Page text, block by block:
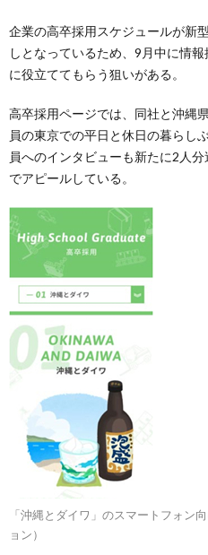
企業の高卒採用スケジュールが新
しとなっているため、9月中に情
に役立ててもらう狙いがある。
高卒採用ページでは、同社と沖縄
員の東京での平日と休日の暮らし
員へのインタビューも新たに2人
でアピールしている。
「沖縄とダイワ」のスマートフォン
ョン）